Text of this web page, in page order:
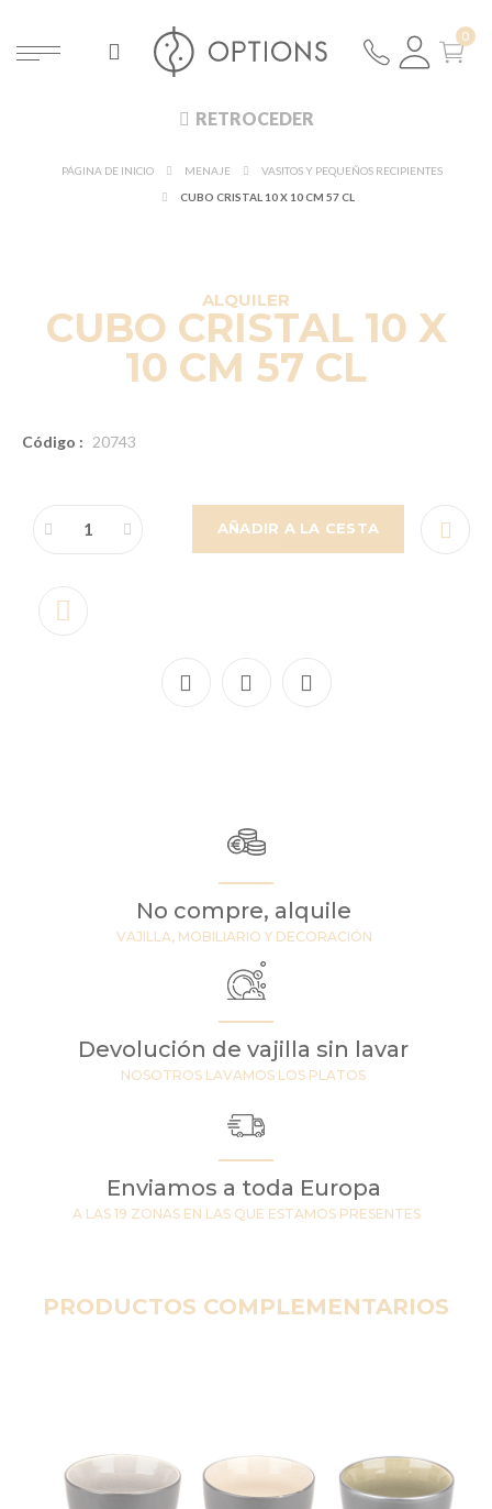
RETROCEDER
PÁGINA DE INICIO MENAJE
VASITOS Y PEQUEÑOS RECIPIENTES
CUBO CRISTAL 10 X 10 CM 57 CL
ALQUILER
CUBO CRISTAL 10 X
10 CM 57 CL
Código : 20743
AÑADIR A LA CESTA
No compre, alquile
VAJILLA, MOBILIARIO Y DECORACIÓN
Devolución de vajilla sin lavar
NOSOTROS LAVAMOS LOS PLATOS
Enviamos a toda Europa
A LAS 19 ZONAS EN LAS QUE ESTAMOS PRESENTES
PRODUCTOS COMPLEMENTARIOS